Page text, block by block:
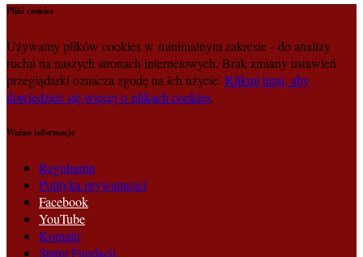
Pliki cookies
Używamy plików cookies w minimalnym zakresie - do analizy
ruchu na naszych stronach internetowych. Brak zmiany ustawień
przeglądarki oznacza zgodę na ich użycie. Kliknij tutaj, aby
dowiedzieć się więcej o plikach cookies.
Ważne informacje
Regulamin
Polityka prywatności
Facebook
YouTube
Kontakt
Statut Fundacji